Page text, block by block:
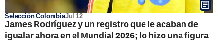
Selección ColombiaJul 12
James Rodríguez y un registro que le acaban de
igualar ahora en el Mundial 2026; lo hizo una figura